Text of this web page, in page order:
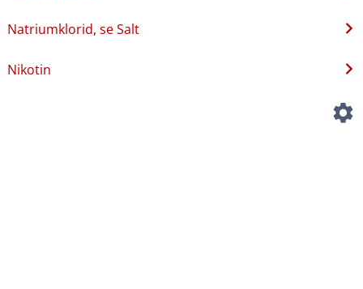
Natriumklorid, se Salt
Nikotin